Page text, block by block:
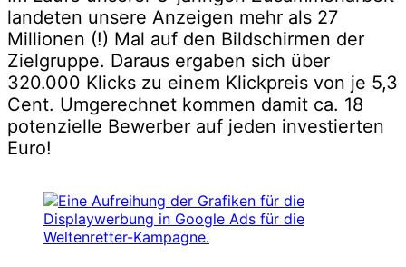
landeten unsere Anzeigen mehr als 27
Millionen (!) Mal auf den Bildschirmen der
Zielgruppe. Daraus ergaben sich über
320.000 Klicks zu einem Klickpreis von je 5,3
Cent. Umgerechnet kommen damit ca. 18
potenzielle Bewerber auf jeden investierten
Euro!